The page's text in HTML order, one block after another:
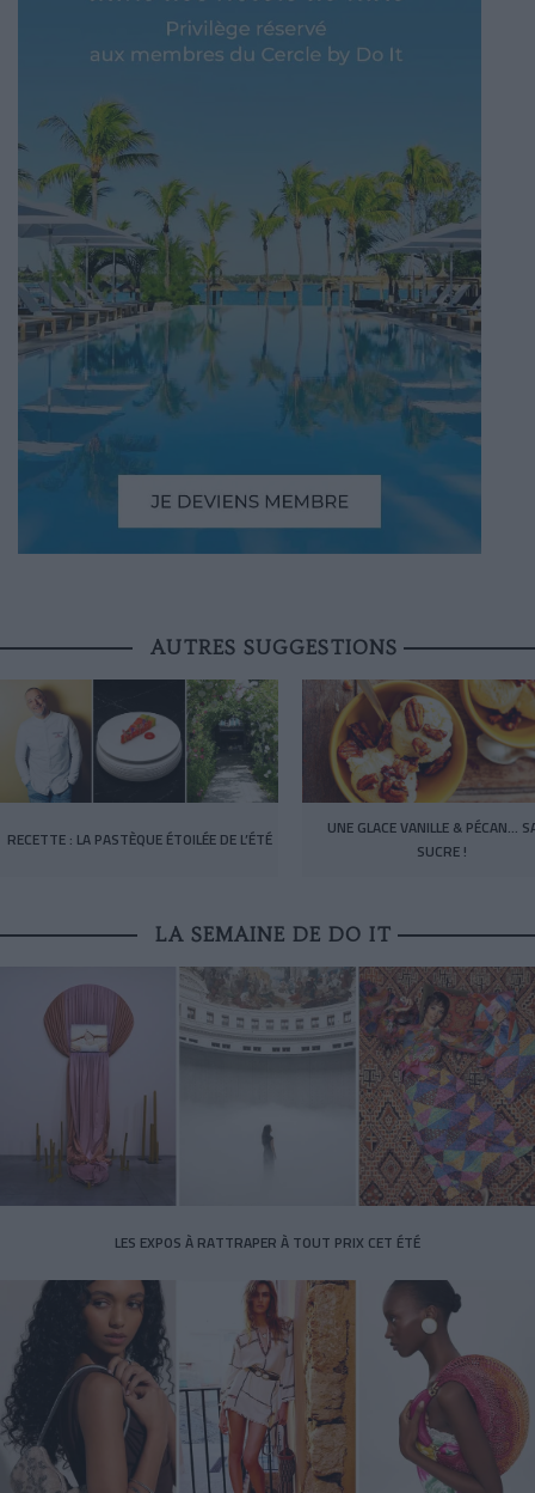
AUTRES SUGGESTIONS
RECETTE : LA PASTÈQUE ÉTOILÉE DE L’ÉTÉ
UNE GLACE VANILLE & PÉCAN…
SUCRE !
LA SEMAINE DE DO IT
LES EXPOS À RATTRAPER À TOUT PRIX CET ÉTÉ